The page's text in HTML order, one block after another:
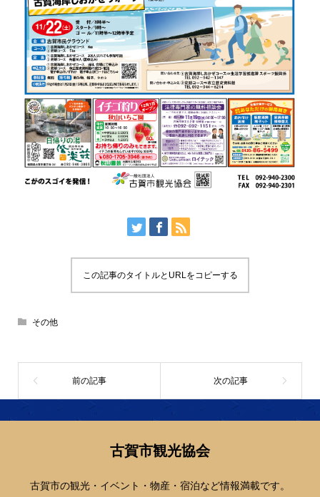
この記事のタイトルとURLをコピーする
その他
古賀市観光協会
古賀市の観光・イベント・物産・宿泊など情報満載です。